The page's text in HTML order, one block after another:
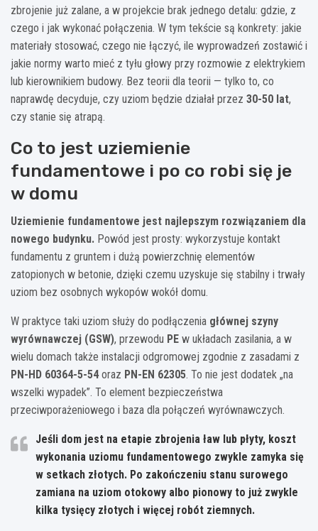
zbrojenie już zalane, a w projekcie brak jednego detalu: gdzie, z
czego i jak wykonać połączenia. W tym tekście są konkrety: jakie
materiały stosować, czego nie łączyć, ile wyprowadzeń zostawić i
jakie normy warto mieć z tyłu głowy przy rozmowie z elektrykiem
lub kierownikiem budowy. Bez teorii dla teorii — tylko to, co
naprawdę decyduje, czy uziom będzie działał przez 30-50 lat,
czy stanie się atrapą.
Co to jest uziemienie
fundamentowe i po co robi się je
w domu
Uziemienie fundamentowe jest najlepszym rozwiązaniem dla
nowego budynku. Powód jest prosty: wykorzystuje kontakt
fundamentu z gruntem i dużą powierzchnię elementów
zatopionych w betonie, dzięki czemu uzyskuje się stabilny i trwały
uziom bez osobnych wykopów wokół domu.
W praktyce taki uziom służy do podłączenia głównej szyny
wyrównawczej (GSW), przewodu PE w układach zasilania, a w
wielu domach także instalacji odgromowej zgodnie z zasadami z
PN-HD 60364-5-54oraz PN-EN 62305. To nie jest dodatek „na
wszelki wypadek”. To element bezpieczeństwa
przeciwporażeniowego i baza dla połączeń wyrównawczych.
Jeśli dom jest na etapie zbrojenia ław lub płyty, koszt
wykonania uziomu fundamentowego zwykle zamyka się
w setkach złotych. Po zakończeniu stanu surowego
zamiana na uziom otokowy albo pionowy to już zwykle
kilka tysięcy złotych i więcej robót ziemnych.